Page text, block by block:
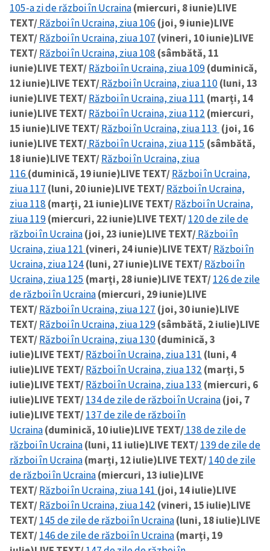
105-a zi de război în Ucraina(miercuri, 8 iunie)LIVE
TEXT/Război în Ucraina, ziua 106 (joi, 9 iunie)LIVE
TEXT/Război în Ucraina, ziua 107 (vineri, 10 iunie)LIVE
TEXT/Război în Ucraina, ziua 108 (sâmbătă, 11
iunie)LIVE TEXT/Război în Ucraina, ziua 109(duminică,
12 iunie)LIVE TEXT/Război în Ucraina, ziua 110(luni, 13
iunie)LIVE TEXT/Război în Ucraina, ziua 111 (marți, 14
iunie)LIVE TEXT/Război în Ucraina, ziua 112 (miercuri,
15 iunie)LIVE TEXT/Război în Ucraina, ziua 113 (joi, 16
iunie)LIVE TEXT/Război în Ucraina, ziua 115 (sâmbătă,
18 iunie)LIVE TEXT/Război în Ucraina, ziua
116 (duminică, 19 iunie)LIVE TEXT/Război în Ucraina,
ziua 117 (luni, 20 iunie)LIVE TEXT/Război în Ucraina,
ziua 118 (marți, 21 iunie)LIVE TEXT/Război în Ucraina,
ziua 119(miercuri, 22 iunie)LIVE TEXT/120 de zile de
război în Ucraina(joi, 23 iunie)LIVE TEXT/Război în
Ucraina, ziua 121 (vineri, 24 iunie)LIVE TEXT/Război în
Ucraina, ziua 124(luni, 27 iunie)LIVE TEXT/Război în
Ucraina, ziua 125 (marți, 28 iunie)LIVE TEXT/126 de zile
de război în Ucraina(miercuri, 29 iunie)LIVE
TEXT/Război în Ucraina, ziua 127 (joi, 30 iunie)LIVE
TEXT/Război în Ucraina, ziua 129(sâmbătă, 2 iulie)LIVE
TEXT/Război în Ucraina, ziua 130(duminică, 3
iulie)LIVE TEXT/Război în Ucraina, ziua 131 (luni, 4
iulie)LIVE TEXT/Război în Ucraina, ziua 132 (marți, 5
iulie)LIVE TEXT/Război în Ucraina, ziua 133 (miercuri, 6
iulie)LIVE TEXT/134 de zile de război în Ucraina(joi, 7
iulie)LIVE TEXT/137 de zile de război în
Ucraina(duminică, 10 iulie)LIVE TEXT/138 de zile de
război în Ucraina(luni, 11 iulie)LIVE TEXT/139 de zile de
război în Ucraina(marți, 12 iulie)LIVE TEXT/140 de zile
de război în Ucraina(miercuri, 13 iulie)LIVE
TEXT/Război în Ucraina, ziua 141 (joi, 14 iulie)LIVE
TEXT/Război în Ucraina, ziua 142 (vineri, 15 iulie)LIVE
TEXT/145 de zile de război în Ucraina(luni, 18 iulie)LIVE
TEXT/146 de zile de război în Ucraina(marți, 19